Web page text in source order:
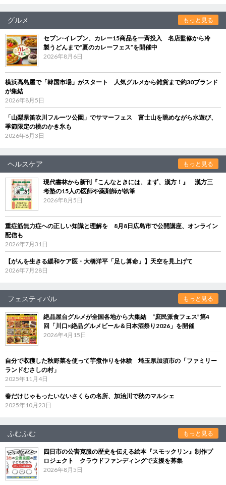
グルメ もっと見る
セブン‐イレブン、カレー15商品を一斉投入 名店監修から冷
製うどんまで“夏のカレーフェス”を開催中
2026年8月6日
横浜高島屋で「韓国市場」がスタート 人気グルメから雑貨まで約30ブランド
が集結
2026年8月5日
「山梨県笛吹川フルーツ公園」でサマーフェス 富士山を眺めながら水遊び、
季節限定の桃のかき氷も
2026年8月3日
ヘルスケア もっと見る
現代書林から新刊『こんなときには、まず、漢方！』 漢方三
考塾の15人の医師や薬剤師が執筆
2026年8月5日
重症筋無力症への正しい知識と理解を 8月8日広島市で公開講座、オンライン
配信も
2026年7月31日
【がんを生きる緩和ケア医・大橋洋平「足し算命」】天空を見上げて
2026年7月28日
フェスティバル もっと見る
絶品屋台グルメが全国各地から大集結 “庶民派食フェス”第4
回「川口×絶品グルメビール＆日本酒祭り2026」を開催
2026年4月15日
自分で収穫した秋野菜を使って芋煮作りを体験 埼玉県加須市の「ファミリー
ランドむさしの村」
2025年11月4日
春だけじゃもったいないさくらの名所、加治川で秋のマルシェ
2025年10月23日
ふむふむ もっと見る
四日市の公害克服の歴史を伝える絵本『スモックリン』制作プ
ロジェクト クラウドファンディングで支援を募集
2026年8月5日